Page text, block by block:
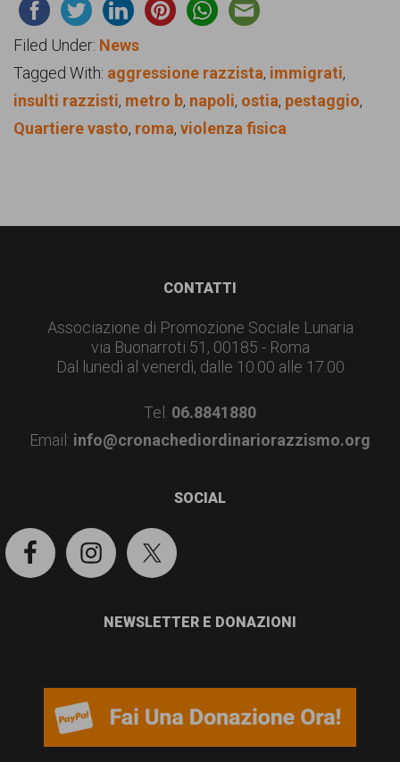
Filed Under: News
Tagged With: aggressione razzista, immigrati,
insulti razzisti, metro b, napoli, ostia, pestaggio,
Quartiere vasto, roma, violenza fisica
CONTATTI
Associazione di Promozione Sociale Lunaria
via Buonarroti 51, 00185 - Roma
Dal lunedì al venerdì, dalle 10.00 alle 17.00
Tel. 06.8841880
Email: info@cronachediordinariorazzismo.org
SOCIAL
NEWSLETTER E DONAZIONI